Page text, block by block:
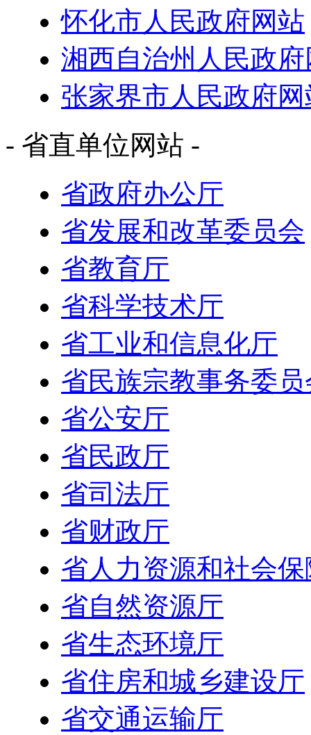
怀化市人民政府网站
湘西自治州人民政
张家界市人民政府网
- 省直单位网站 -
省政府办公厅
省发展和改革委员会
省教育厅
省科学技术厅
省工业和信息化厅
省民族宗教事务委员
省公安厅
省民政厅
省司法厅
省财政厅
省人力资源和社会
省自然资源厅
省生态环境厅
省住房和城乡建设厅
省交通运输厅